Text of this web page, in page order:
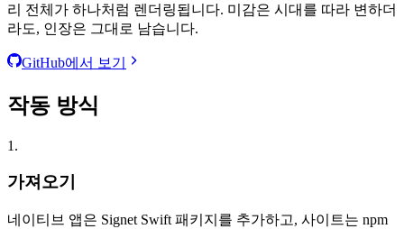
리 전체가 하나처럼 렌더링됩니다. 미감은 시대를 따라 변하더
라도, 인장은 그대로 남습니다.
GitHub에서 보기
작동 방식
1.
가져오기
네이티브 앱은 Signet Swift 패키지를 추가하고, 사이트는 npm